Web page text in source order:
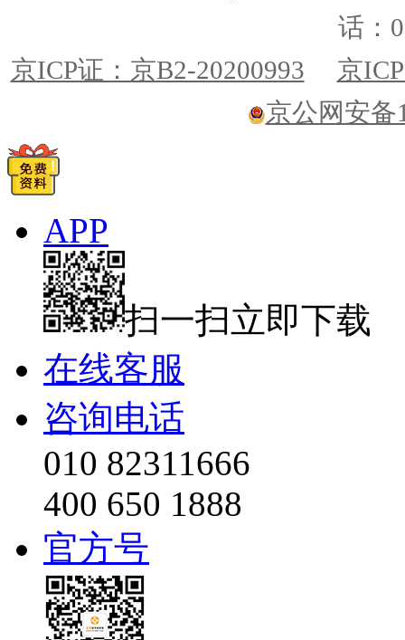
话：
京ICP证：京B2-20200993
京
京公网安备
APP
扫一扫立即下载
在线客服
咨询电话
010 82311666
400 650 1888
官方号